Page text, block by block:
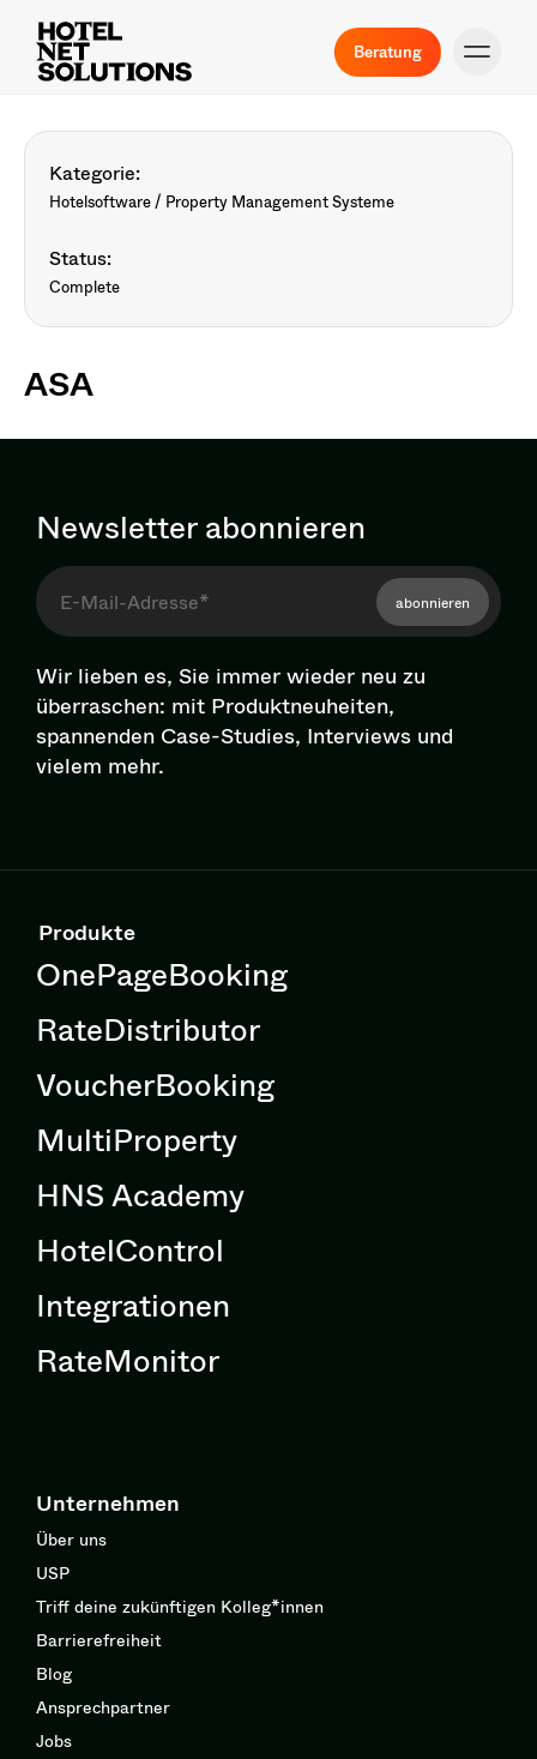
Beratung
Kategorie:
Hotelsoftware / Property Management Systeme
Status:
Complete
ASA
Newsletter abonnieren
abonnieren
Wir lieben es, Sie immer wieder neu zu
überraschen: mit Pro­dukt­neu­hei­ten,
spannenden Case-Studies, Interviews und
vielem mehr.
Produkte
OnePageBooking
RateDistributor
VoucherBooking
MultiProperty
HNS Academy
HotelControl
Integrationen
RateMonitor
Unternehmen
Über uns
USP
Triff deine zukünftigen Kolleg*innen
Barrierefreiheit
Blog
Ansprechpartner
Jobs